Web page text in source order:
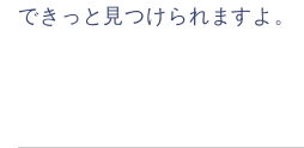
できっと見つけられますよ。